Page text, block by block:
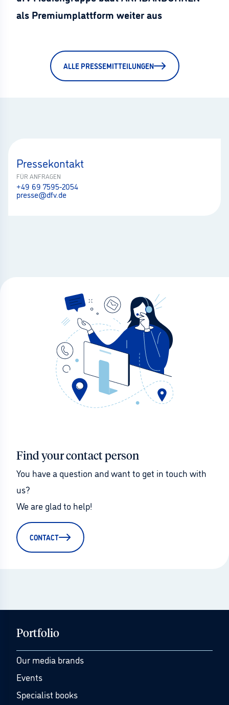
als Premiumplattform weiter aus
ALLE PRESSEMITTEILUNGEN
Pressekontakt
FÜR ANFRAGEN
+49 69 7595-2054
presse@dfv.de
Find your contact person
You have a question and want to get in touch with
us?
We are glad to help!
CONTACT
Portfolio
Our media brands
Events
Specialist books